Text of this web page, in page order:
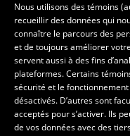
Les écoles et la recherche
École d’art
École supérieure
régional
École de design
Centre de recherche en
Nous utilisons des témoins
recueillir des données qui
connaître le parcours des
et de toujours améliorer
servent aussi à des fins
plateformes. Certains
sécurité et le
désactivés. D’autres sont
acceptés pour s’activer. Ils
de vos données avec des